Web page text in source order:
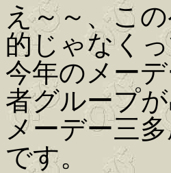
え～～、こ
的じゃなく
今年のメー
者グループ
メーデー三
です。